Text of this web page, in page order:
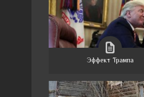
Эффект Трампа